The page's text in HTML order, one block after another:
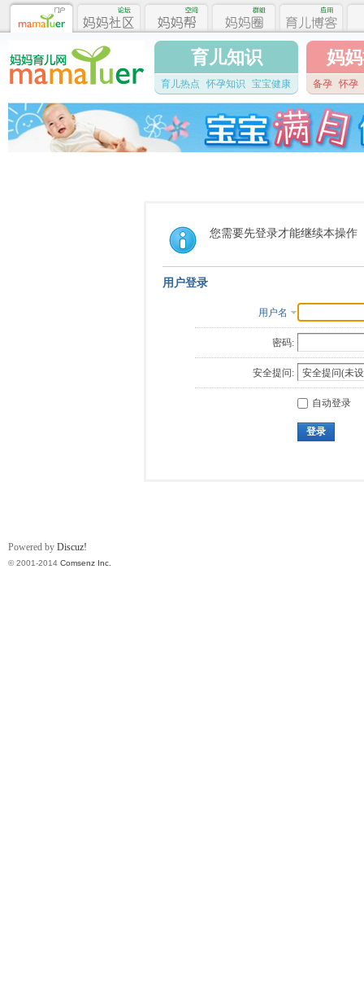
育儿知识
育儿热点 怀孕知识 宝宝健康
妈
备孕 怀孕
您需要先登录才能继续本操作
用户登录
用户名
密码:
安全提问:
自动登录
登录
Powered by Discuz!
© 2001-2014 Comsenz Inc.